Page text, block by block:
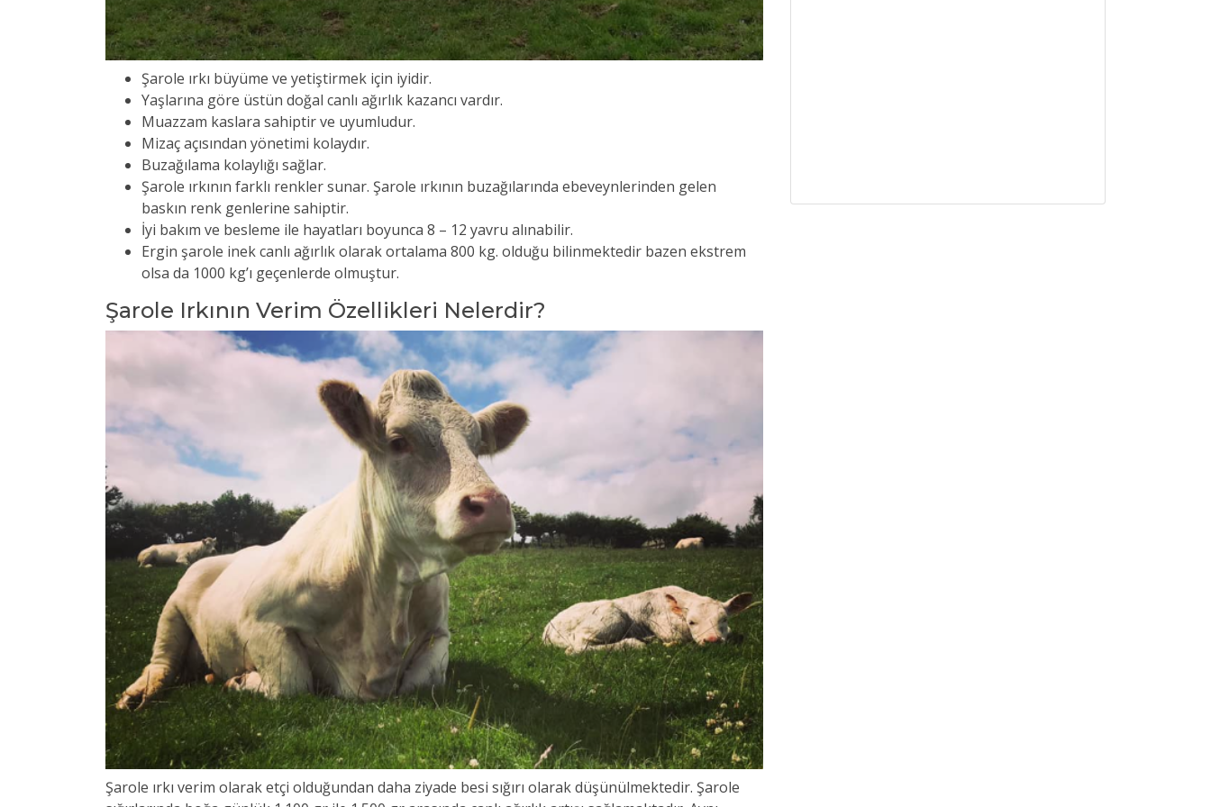
Şarole ırkı büyüme ve yetiştirmek için iyidir.
Yaşlarına göre üstün doğal canlı ağırlık kazancı vardır.
Muazzam kaslara sahiptir ve uyumludur.
Mizaç açısından yönetimi kolaydır.
Buzağılama kolaylığı sağlar.
Şarole ırkının farklı renkler sunar. Şarole ırkının buzağılarında ebeveynlerinden gelen
baskın renk genlerine sahiptir.
İyi bakım ve besleme ile hayatları boyunca 8 – 12 yavru alınabilir.
Ergin şarole inek canlı ağırlık olarak ortalama 800 kg. olduğu bilinmektedir bazen ekstrem
olsa da 1000 kg’ı geçenlerde olmuştur.
Şarole Irkının Verim Özellikleri Nelerdir?
Şarole ırkı verim olarak etçi olduğundan daha ziyade besi sığırı olarak düşünülmektedir. Şarole